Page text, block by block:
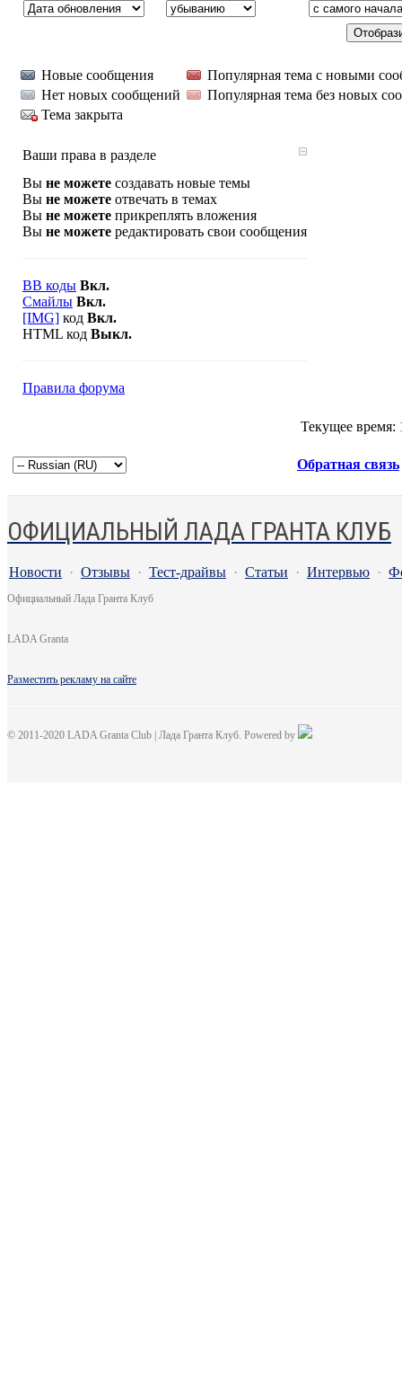
Новые сообщения
Популярная тема с новыми
Нет новых сообщений
Популярная тема без новых
Тема закрыта
Ваши права в разделе
Вы не можете создавать новые темы
Вы не можете отвечать в темах
Вы не можете прикреплять вложения
Вы не можете редактировать свои сообщения
BB коды Вкл.
Смайлы Вкл.
[IMG] код Вкл.
HTML код Выкл.
Правила форума
Текущее время:
Обратная связь
ОФИЦИАЛЬНЫЙ ЛАДА ГРАНТА КЛУБ
Новости · Отзывы · Тест-драйвы · Статьи · Интервью ·
Официальный Лада Гранта Клуб
LADA Granta
Разместить рекламу на сайте
© 2011-2020 LADA Granta Club | Лада Гранта Клуб. Powered by